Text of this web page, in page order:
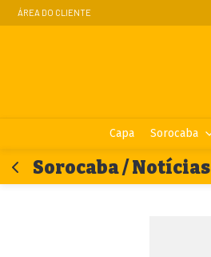
ÁREA DO CLIENTE
Capa Sorocaba
Sorocaba / Notícias